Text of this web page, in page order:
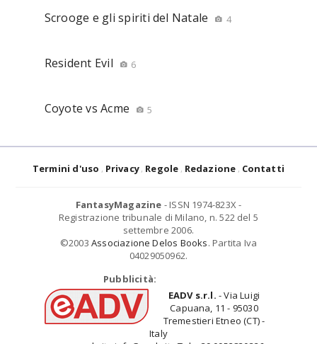
Scrooge e gli spiriti del Natale 4
Resident Evil 6
Coyote vs Acme 5
Termini d'uso Privacy Regole Redazione Contatti
FantasyMagazine - ISSN 1974-823X -
Registrazione tribunale di Milano, n. 522 del 5
settembre 2006.
©2003 Associazione Delos Books. Partita Iva
04029050962.
Pubblicità:
EADV s.r.l. - Via Luigi
Capuana, 11 - 95030
Tremestieri Etneo (CT) -
Italy